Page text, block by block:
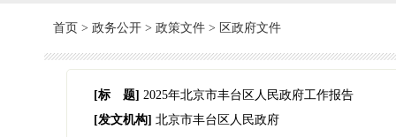
首页 > 政务公开 > 政策文件 > 区政府文件
[标 题] 2025年北京市丰台区人民政府工作报告
[发文机构] 北京市丰台区人民政府